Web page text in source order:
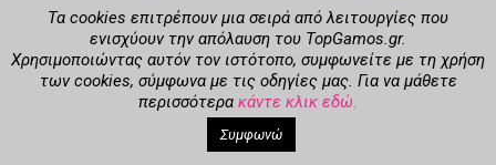
Χαρά απερίγραπτη και μεγάλος ενθουσιασμός!!! Με νυφικό –
κοστούμι στις χειραποσκευές φύγαμε γαμήλιο ταξίδι στο
εξωτικό Μπαλί και στην επιστροφή δύο ημέρες Σιγκαπούρη
Τα cookies επιτρέπουν μια σειρά από λειτουργίες που
ενισχύουν την απόλαυση του TopGamos.gr.
Χρησιμοποιώντας αυτόν τον ιστότοπο, συμφωνείτε με τη χρήση
των cookies, σύμφωνα με τις οδηγίες μας. Για να μάθετε
περισσότερα κάντε κλικ εδώ.
Συμφωνώ